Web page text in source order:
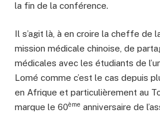
la fin de la conférence.
Il s’agit là, à en croire la cheffe de
mission médicale chinoise, de
médicales avec les étudiants de
Lomé comme c’est le cas depuis
en Afrique et particulièrement au
marque le 60ème anniversaire de